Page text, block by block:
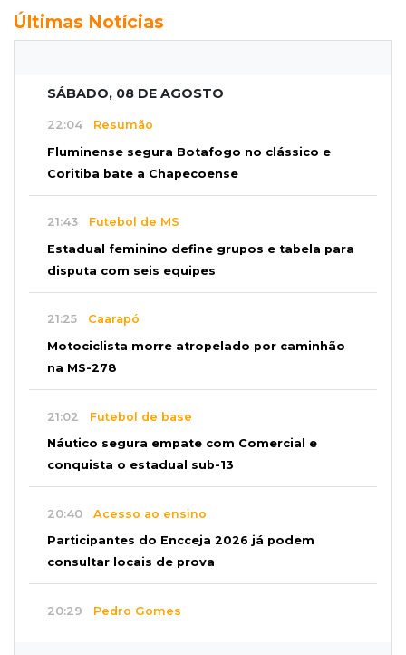
Últimas Notícias
SÁBADO, 08 DE AGOSTO
22:04 Resumão
Fluminense segura Botafogo no clássico e
Coritiba bate a Chapecoense
21:43 Futebol de MS
Estadual feminino define grupos e tabela para
disputa com seis equipes
21:25 Caarapó
Motociclista morre atropelado por caminhão
na MS-278
21:02 Futebol de base
Náutico segura empate com Comercial e
conquista o estadual sub-13
20:40 Acesso ao ensino
Participantes do Encceja 2026 já podem
consultar locais de prova
20:29 Pedro Gomes